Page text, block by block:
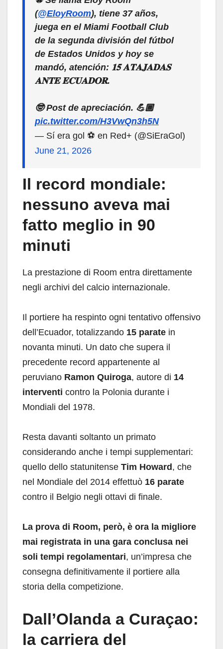
(@EloyRoom), tiene 37 años,
juega en el Miami Football Club
de la segunda división del fútbol
de Estados Unidos y hoy se
mandó, atención: 𝟏𝟓 𝐀𝐓𝐀𝐉𝐀𝐃𝐀𝐒
𝐀𝐍𝐓𝐄 𝐄𝐂𝐔𝐀𝐃𝐎𝐑.
🤓 Post de apreciación. 💪🏾
pic.twitter.com/H3VwQn3h5N
— Sí era gol ⚽ en Red+ (@SiEraGol)
June 21, 2026
Il record mondiale:
nessuno aveva mai
fatto meglio in 90
minuti
La prestazione di Room entra direttamente
negli archivi del calcio internazionale.
Il portiere ha respinto ogni tentativo offensivo
dell’Ecuador, totalizzando 15 parate in
novanta minuti. Un dato che supera il
precedente record appartenente al
peruviano Ramon Quiroga, autore di 14
interventi contro la Polonia durante i
Mondiali del 1978.
Resta davanti soltanto un primato
considerando anche i tempi supplementari:
quello dello statunitense Tim Howard , che
nel Mondiale del 2014 effettuò 16 parate
contro il Belgio negli ottavi di finale.
La prova di Room, però, è ora la migliore
mai registrata in una gara conclusa nei
soli tempi regolamentari, un’impresa che
consegna definitivamente il portiere alla
storia della competizione.
Dall’Olanda a Curaçao:
la carriera del